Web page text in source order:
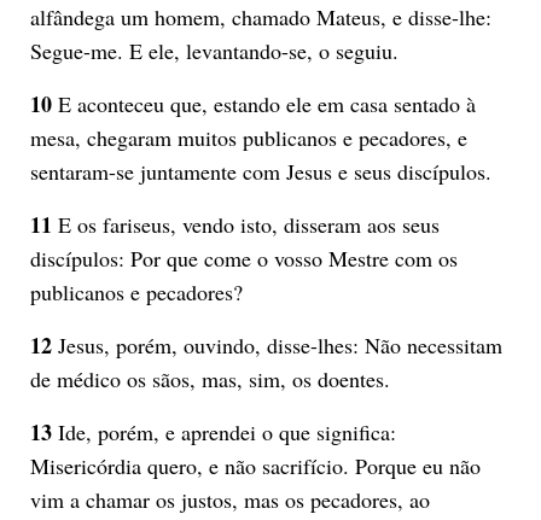
alfândega um homem, chamado Mateus, e disse-lhe:
Segue-me. E ele, levantando-se, o seguiu.
10E aconteceu que, estando ele em casa sentado à
mesa, chegaram muitos publicanos e pecadores, e
sentaram-se juntamente com Jesus e seus discípulos.
11 E os fariseus, vendo isto, disseram aos seus
discípulos: Por que come o vosso Mestre com os
publicanos e pecadores?
12Jesus, porém, ouvindo, disse-lhes: Não necessitam
de médico os sãos, mas, sim, os doentes.
13Ide, porém, e aprendei o que significa:
Misericórdia quero, e não sacrifício. Porque eu não
vim a chamar os justos, mas os pecadores, ao